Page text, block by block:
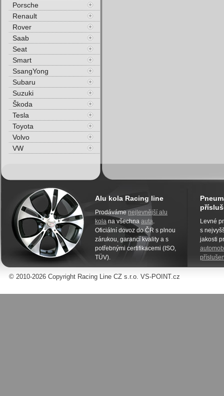
Porsche
Renault
Rover
Saab
Seat
Smart
SsangYong
Subaru
Suzuki
Škoda
Tesla
Toyota
Volvo
VW
Alu kola Racing line
Prodáváme nejlevnější alu
kola na všechna auta.
Oficiální dovoz do ČR s plnou
zárukou, garancí kvality a s
potřebnými certifikacemi (ISO,
TÜV).
Levné
s
jakosti
© 2010-2026 Copyright Racing Line CZ s.r.o. VS-POINT.cz